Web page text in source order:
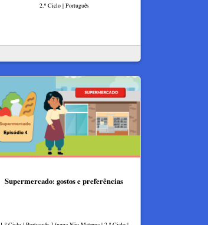
2.º Ciclo | Português
Supermercado: gostos e preferências